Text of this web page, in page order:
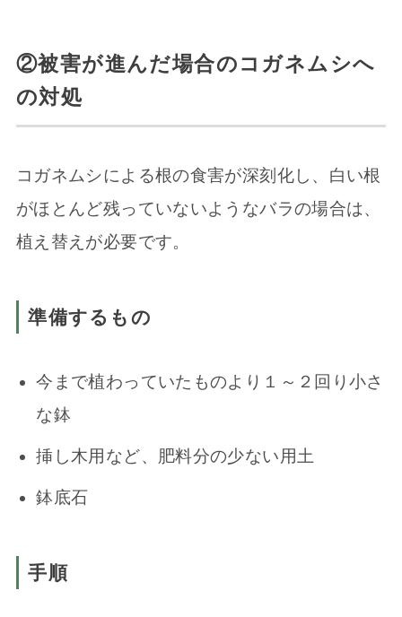
②被害が進んだ場合のコガネムシへ
の対処
コガネムシによる根の食害が深刻化し、白い根
がほとんど残っていないようなバラの場合は、
植え替えが必要です。
準備するもの
今まで植わっていたものより１～２回り小さ
な鉢
挿し木用など、肥料分の少ない用土
鉢底石
手順